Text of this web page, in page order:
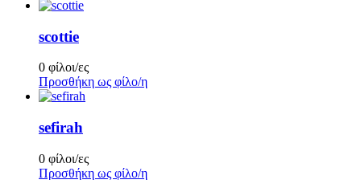
scottie
0 φίλοι/ες
Προσθήκη ως φίλο/η
sefirah
0 φίλοι/ες
Προσθήκη ως φίλο/η